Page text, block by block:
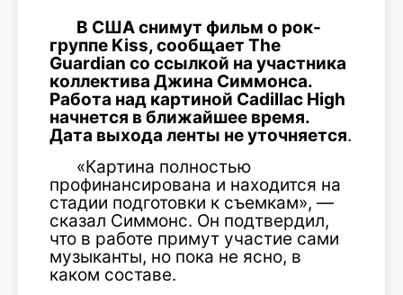
В США снимут фильм о рок-
группе Kiss, сообщает The
Guardian со ссылкой на участника
коллектива Джина Симмонса.
Работа над картиной Cadillac High
начнется в ближайшее время.
Дата выхода ленты не уточняется.
«Картина полностью
профинансирована и находится на
стадии подготовки к съемкам», —
сказал Симмонс. Он подтвердил,
что в работе примут участие сами
музыканты, но пока не ясно, в
каком составе.